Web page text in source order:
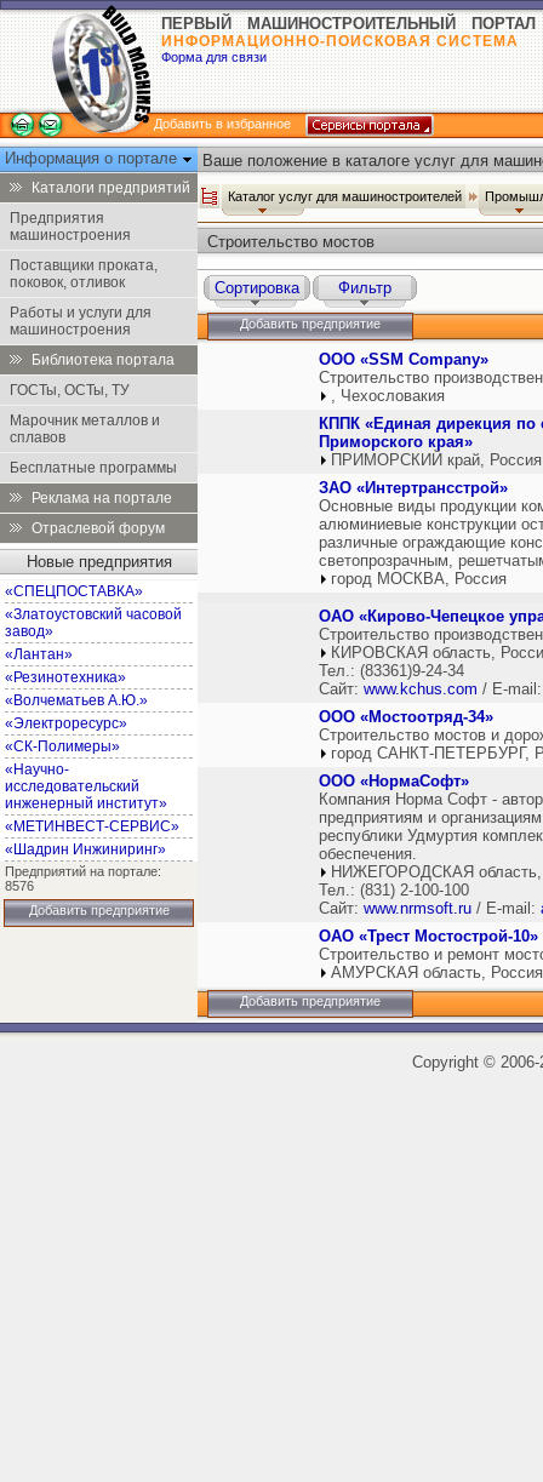
ПЕРВЫЙ МАШИНОСТРОИТЕЛЬНЫЙ ПОРТАЛ
ИНФОРМАЦИОННО-ПОИСКОВАЯ СИСТЕМА
Форма для связи
Добавить в избранное
Информация о портале
Каталоги предприятий
Предприятия
машиностроения
Поставщики проката,
поковок, отливок
Работы и услуги для
машиностроения
Библиотека портала
ГОСТы, ОСТы, ТУ
Марочник металлов и
сплавов
Бесплатные программы
Реклама на портале
Отраслевой форум
Новые предприятия
«СПЕЦПОСТАВКА»
«Златоустовский часовой
завод»
«Лантан»
«Резинотехника»
«Волчематьев А.Ю.»
«Электроресурс»
«СК-Полимеры»
«Научно-
исследовательский
инженерный институт»
«МЕТИНВЕСТ-СЕРВИС»
«Шадрин Инжиниринг»
Предприятий на портале:
8576
Добавить предприятие
Ваше положение в каталоге услуг для
Каталог услуг для машиностроителей
Строительство мостов
Сортировка Фильтр
Добавить предприятие
ООО «SSM Company»
Строительство
, Чехословакия
КППК «Единая дирекция по
Приморского края»
ПРИМОРСКИЙ край, Россия
ЗАО «Интертрансстрой»
Основные виды продукции
алюминиевые конструкции
различные ограждающие
светопрозрачным,
город МОСКВА, Россия
ОАО «Кирово-Чепецкое
Строительство
КИРОВСКАЯ область,
Тел.: (83361)9-24-34
Сайт: www.kchus.com / E-
ООО «Мостоотряд-34»
Строительство мостов и
город САНКТ-ПЕТЕРБУРГ,
ООО «НормаСофт»
Компания Норма Софт -
предприятиям и
республики Удмуртия
обеспечения.
НИЖЕГОРОДСКАЯ область,
Тел.: (831) 2-100-100
Сайт: www.nrmsoft.ru / E-mail:
ОАО «Трест Мостострой-10»
Строительство и ремонт
АМУРСКАЯ область, Россия
Добавить предприятие
Copyright ©